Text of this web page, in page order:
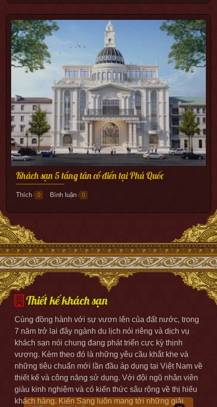
Khách sạn 5 tầng tân cổ điển tại Phú Quốc
Thích 0 ● Bình luận 0
Thiết kế khách sạn
Cùng đồng hành với sự vươn lên của đất nước, trong
7 năm trở lại đây ngành du lịch nói riêng và dịch vụ
khách sạn nói chung đang phát triển cực kỳ thịnh
vượng. Kèm theo đó là những yêu cầu khắt khe và
những tiêu chuẩn mới lần đầu áp dụng tại Việt Nam về
thiết kế và công năng sử dụng. Với đội ngũ nhân viên
giàu kinh nghiệm và có kiến thức sâu rộng về thị hiếu
khách hàng. Kiến Sang luôn mang tới những giải